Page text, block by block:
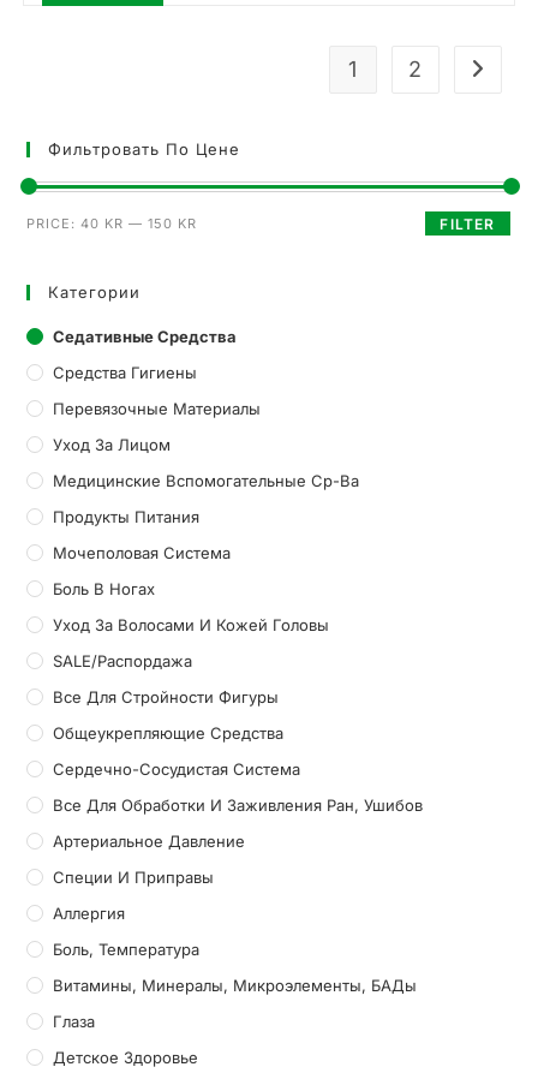
1 2
Фильтровать По Цене
FILTER
PRICE:40 KR —150 KR
Категории
Седативные Средства
Средства Гигиены
Перевязочные Материалы
Уход За Лицом
Медицинские Вспомогательные Ср-Ва
Продукты Питания
Мочеполовая Система
Боль В Ногах
Уход За Волосами И Кожей Головы
SALE/Распордажа
Все Для Стройности Фигуры
Общеукрепляющие Средства
Сердечно-Сосудистая Система
Все Для Обработки И Заживления Ран, Ушибов
Артериальное Давление
Специи И Приправы
Аллергия
Боль, Температура
Витамины, Минералы, Микроэлементы, БАДы
Глаза
Детское Здоровье